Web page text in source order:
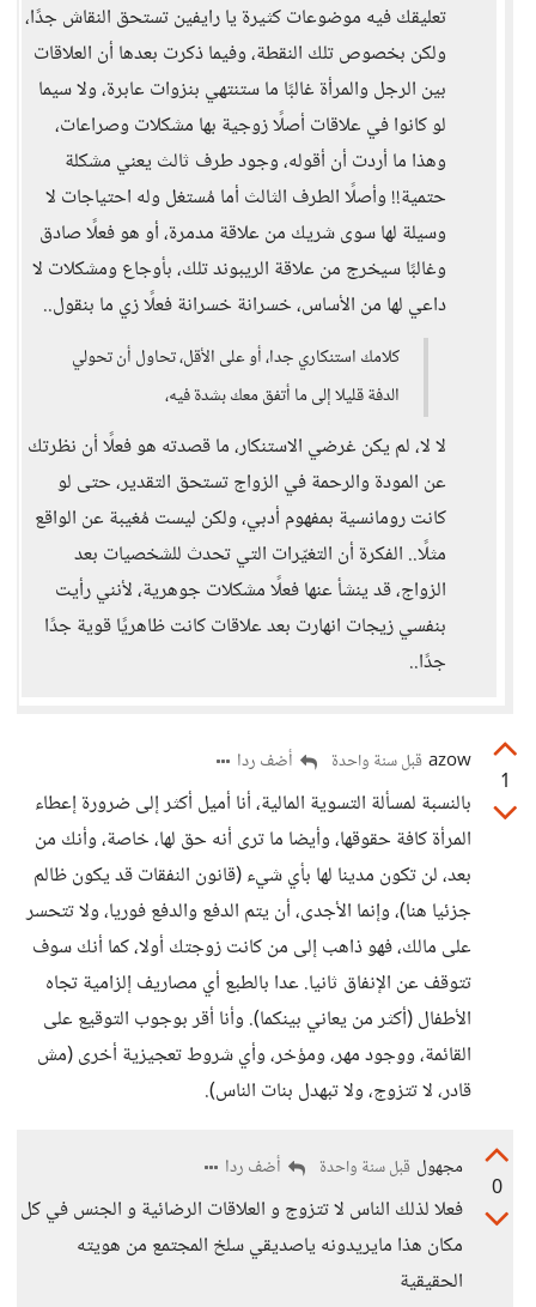
تعليقك فيه موضوعات كثيرة يا رايفين تستحق النقاش جدًا،
ولكن بخصوص تلك النقطة، وفيما ذكرت بعدها أن العلاقات
بين الرجل والمرأة غالبًا ما ستنتهي بنزوات عابرة، ولا سيما
لو كانوا في علاقات أصلًا زوجية بها مشكلات وصراعات،
وهذا ما أردت أن أقوله، وجود طرف ثالث يعني مشكلة
حتمية!! وأصلًا الطرف الثالث أما مُستغل وله احتياجات لا
وسيلة لها سوى شريك من علاقة مدمرة، أو هو فعلًا صادق
وغالبًا سيخرج من علاقة الريبوند تلك، بأوجاع ومشكلات لا
داعي لها من الأساس، خسرانة خسرانة فعلًا زي ما بنقول..
كلامك استنكاري جدا، أو على الأقل، تحاول أن تحولي
الدفة قليلا إلى ما أتفق معك بشدة فيه،
لا لا، لم يكن غرضي الاستنكار، ما قصدته هو فعلًا أن نظرتك
عن المودة والرحمة في الزواج تستحق التقدير، حتى لو
كانت رومانسية بمفهوم أدبي، ولكن ليست مُغيبة عن الواقع
مثلًا.. الفكرة أن التغيّرات التي تحدث للشخصيات بعد
الزواج، قد ينشأ عنها فعلًا مشكلات جوهرية، لأنني رأيت
بنفسي زيجات انهارت بعد علاقات كانت ظاهريًا قوية جدًا
جدًا..
1
azow قبل سنة واحدة أضف ردا
بالنسبة لمسألة التسوية المالية، أنا أميل أكثر إلى ضرورة إعطاء
المرأة كافة حقوقها، وأيضا ما ترى أنه حق لها، خاصة، وأنك من
بعد، لن تكون مدينا لها بأي شيء (قانون النفقات قد يكون ظالم
جزئيا هنا)، وإنما الأجدى، أن يتم الدفع والدفع فوريا، ولا تتحسر
على مالك، فهو ذاهب إلى من كانت زوجتك أولا، كما أنك سوف
تتوقف عن الإنفاق ثانيا. عدا بالطبع أي مصاريف إلزامية تجاه
الأطفال (أكثر من يعاني بينكما). وأنا أقر بوجوب التوقيع على
القائمة، ووجود مهر، ومؤخر، وأي شروط تعجيزية أخرى (مش
قادر، لا تتزوج، ولا تبهدل بنات الناس).
0
مجهول قبل سنة واحدة أضف ردا
فعلا لذلك الناس لا تتزوج و العلاقات الرضائية و الجنس في كل
مكان هذا مايريدونه ياصديقي سلخ المجتمع من هويته
الحقيقية